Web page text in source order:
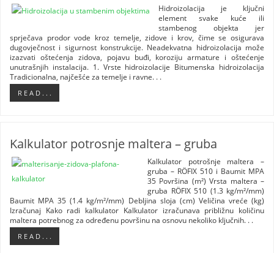
Hidroizolacija je ključni
element svake kuće ili
stambenog objekta jer
sprječava prodor vode kroz temelje, zidove i krov, čime se osigurava
dugovječnost i sigurnost konstrukcije. Neadekvatna hidroizolacija može
izazvati oštećenja zidova, pojavu buđi, koroziju armature i oštećenje
unutrašnjih instalacija. 1. Vrste hidroizolacije Bitumenska hidroizolacija
Tradicionalna, najčešće za temelje i ravne. . .
R E A D . . .
Kalkulator potrosnje maltera – gruba
Kalkulator potrošnje maltera –
gruba – RÖFIX 510 i Baumit MPA
35 Površina (m²) Vrsta maltera –
gruba RÖFIX 510 (1.3 kg/m²/mm)
Baumit MPA 35 (1.4 kg/m²/mm) Debljina sloja (cm) Veličina vreće (kg)
Izračunaj Kako radi kalkulator Kalkulator izračunava približnu količinu
maltera potrebnog za određenu površinu na osnovu nekoliko ključnih. . .
R E A D . . .